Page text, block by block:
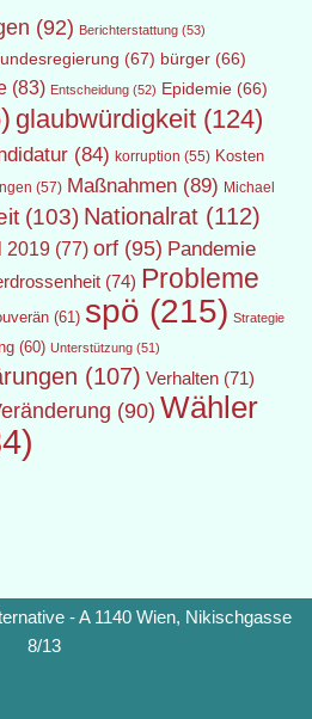
(92) Berichterstattung (53)
(67) bürger (66)
(83) Entscheidung (52) Epidemie (66)
glaubwürdigkeit (124)
(84) korruption (55) Kosten
(57) Maßnahmen (89) Michael
(103) Nationalrat (112)
2019 (77) orf (95) Pandemie
(74) Probleme
(61) spö (215) Strategie
(60) Unterstützung (51)
(107) Verhalten (71)
(90) Wähler
- A 1140 Wien, Nikischgasse
8/13